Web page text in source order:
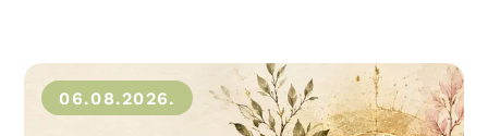
06.08.2026.